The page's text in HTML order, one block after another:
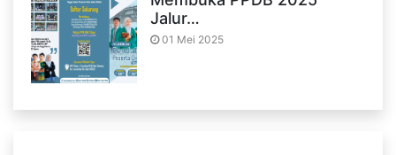
Jalur…
01 Mei 2025